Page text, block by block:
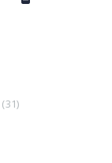
(31)